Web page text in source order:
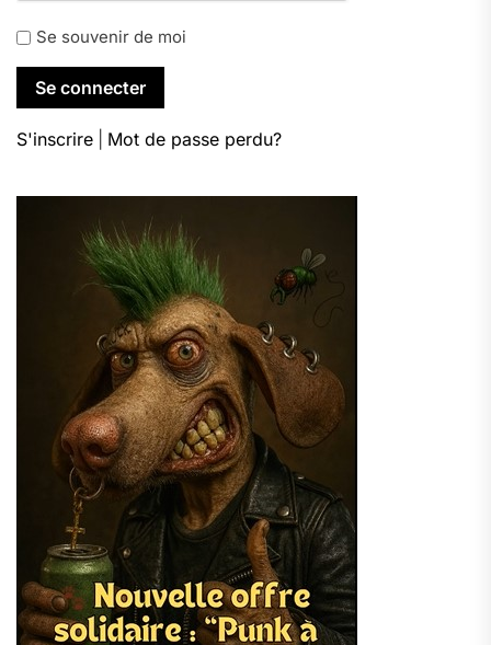
Se souvenir de moi
S'inscrire Mot de passe perdu?